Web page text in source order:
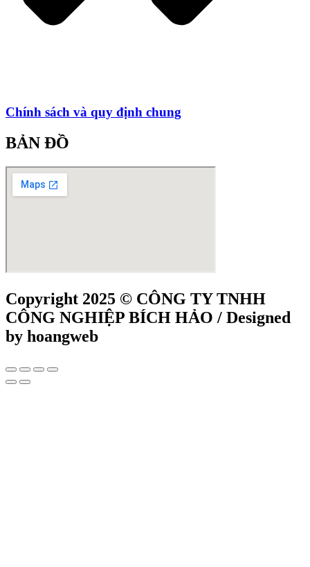
Chính sách và quy định chung
BẢN ĐỒ
Copyright 2025 © CÔNG TY TNHH
CÔNG NGHIỆP BÍCH HẢO / Designed
by hoangweb